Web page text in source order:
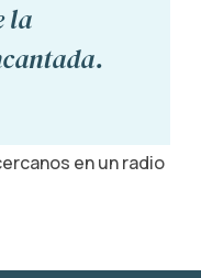
la
en un radio